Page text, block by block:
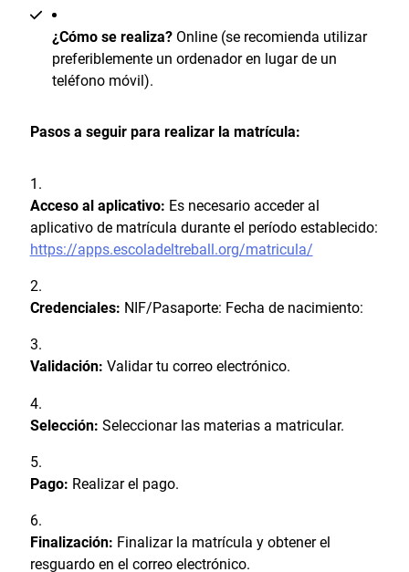
¿Cómo se realiza?Online (se recomienda utilizar
preferiblemente un ordenador en lugar de un
teléfono móvil).
Pasos a seguir para realizar la matrícula:
Acceso al aplicativo: Es necesario acceder al
aplicativo de matrícula durante el período establecido:
https://apps.escoladeltreball.org/matricula/
Credenciales: NIF/Pasaporte: Fecha de nacimiento:
Validación: Validar tu correo electrónico.
Selección: Seleccionar las materias a matricular.
Pago: Realizar el pago.
Finalización: Finalizar la matrícula y obtener el
resguardo en el correo electrónico.